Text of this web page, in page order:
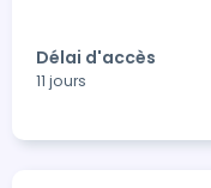
Délai d'accès
11 jours